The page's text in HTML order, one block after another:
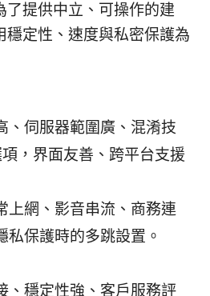
了提供中立、可操作的建
穩定性、速度與私密保護為
、伺服器範圍廣、混淆技
，界面友善、跨平台支援
上網、影音串流、商務連
私保護時的多跳設置。
、穩定性強、客戶服務評